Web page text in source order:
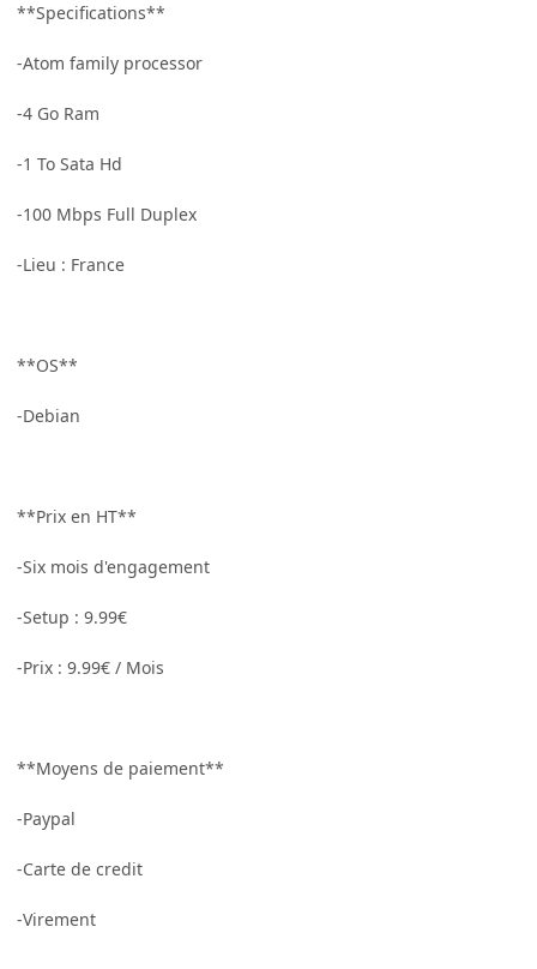
**Specifications**
-Atom family processor
-4 Go Ram
-1 To Sata Hd
-100 Mbps Full Duplex
-Lieu : France
**OS**
-Debian
**Prix en HT**
-Six mois d'engagement
-Setup : 9.99€
-Prix : 9.99€ / Mois
**Moyens de paiement**
-Paypal
-Carte de credit
-Virement